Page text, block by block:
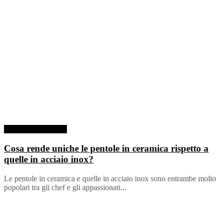
Cosa rende uniche le pentole in ceramica rispetto a
quelle in acciaio inox?
Le pentole in ceramica e quelle in acciaio inox sono entrambe molto
popolari tra gli chef e gli appassionati...